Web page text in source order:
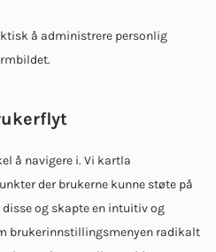
å administrere personlig
å navigere i. Vi kartla
der brukerne kunne støte på
og skapte en intuitiv og
brukerinnstillingsmenyen radikalt